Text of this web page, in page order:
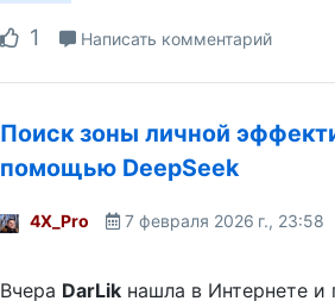
1 Написать комментарий
Поиск зоны личной
помощью DeepSeek
4X_Pro 7 февраля 2026 г., 23:58
Вчера DarLik нашла в Интернете и